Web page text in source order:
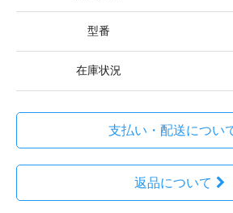
型番
在庫状況
支払い・配送につい
返品について